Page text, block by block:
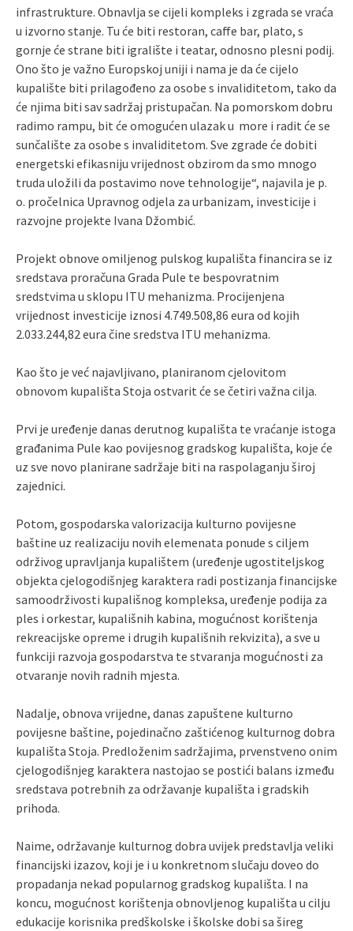
infrastrukture. Obnavlja se cijeli kompleks i zgrada se vraća
u izvorno stanje. Tu će biti restoran, caffe bar, plato, s
gornje će strane biti igralište i teatar, odnosno plesni podij.
Ono što je važno Europskoj uniji i nama je da će cijelo
kupalište biti prilagođeno za osobe s invaliditetom, tako da
će njima biti sav sadržaj pristupačan. Na pomorskom dobru
radimo rampu, bit će omogućen ulazak u more i radit će se
sunčalište za osobe s invaliditetom. Sve zgrade će dobiti
energetski efikasniju vrijednost obzirom da smo mnogo
truda uložili da postavimo nove tehnologije“, najavila je p.
o. pročelnica Upravnog odjela za urbanizam, investicije i
razvojne projekte Ivana Džombić.
Projekt obnove omiljenog pulskog kupališta financira se iz
sredstava proračuna Grada Pule te bespovratnim
sredstvima u sklopu ITU mehanizma. Procijenjena
vrijednost investicije iznosi 4.749.508,86 eura od kojih
2.033.244,82 eura čine sredstva ITU mehanizma.
Kao što je već najavljivano, planiranom cjelovitom
obnovom kupališta Stoja ostvarit će se četiri važna cilja.
Prvi je uređenje danas derutnog kupališta te vraćanje istoga
građanima Pule kao povijesnog gradskog kupališta, koje će
uz sve novo planirane sadržaje biti na raspolaganju široj
zajednici.
Potom, gospodarska valorizacija kulturno povijesne
baštine uz realizaciju novih elemenata ponude s ciljem
održivog upravljanja kupalištem (uređenje ugostiteljskog
objekta cjelogodišnjeg karaktera radi postizanja financijske
samoodrživosti kupališnog kompleksa, uređenje podija za
ples i orkestar, kupališnih kabina, mogućnost korištenja
rekreacijske opreme i drugih kupališnih rekvizita), a sve u
funkciji razvoja gospodarstva te stvaranja mogućnosti za
otvaranje novih radnih mjesta.
Nadalje, obnova vrijedne, danas zapuštene kulturno
povijesne baštine, pojedinačno zaštićenog kulturnog dobra
kupališta Stoja. Predloženim sadržajima, prvenstveno onim
cjelogodišnjeg karaktera nastojao se postići balans između
sredstava potrebnih za održavanje kupališta i gradskih
prihoda.
Naime, održavanje kulturnog dobra uvijek predstavlja veliki
financijski izazov, koji je i u konkretnom slučaju doveo do
propadanja nekad popularnog gradskog kupališta. I na
koncu, mogućnost korištenja obnovljenog kupališta u cilju
edukacije korisnika predškolske i školske dobi sa šireg